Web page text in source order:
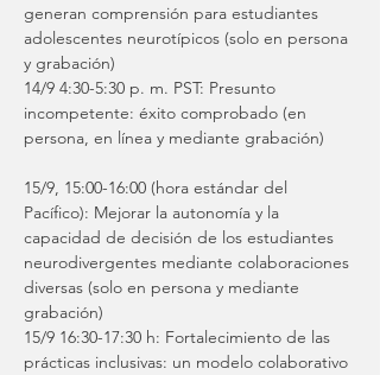
generan comprensión para estudiantes
adolescentes neurotípicos (solo en persona
y grabación)
14/9 4:30-5:30 p. m. PST: Presunto
incompetente: éxito comprobado (en
persona, en línea y mediante grabación)
15/9, 15:00-16:00 (hora estándar del
Pacífico): Mejorar la autonomía y la
capacidad de decisión de los estudiantes
neurodivergentes mediante colaboraciones
diversas (solo en persona y mediante
grabación)
15/9 16:30-17:30 h: Fortalecimiento de las
prácticas inclusivas: un modelo colaborativo